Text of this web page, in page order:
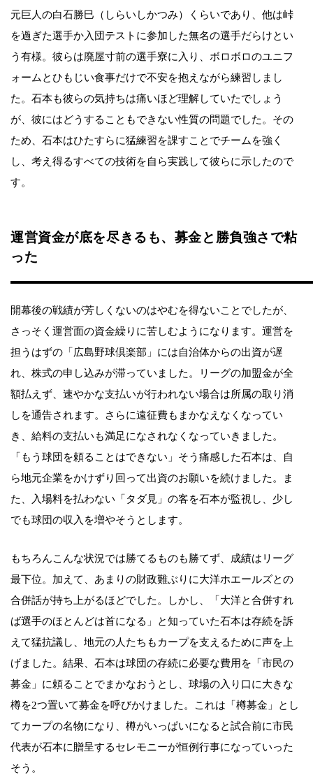
元巨人の白石勝巳（しらいしかつみ）くらいであり、他は峠
を過ぎた選手か入団テストに参加した無名の選手だらけとい
う有様。彼らは廃屋寸前の選手寮に入り、ボロボロのユニフ
ォームとひもじい食事だけで不安を抱えながら練習しまし
た。石本も彼らの気持ちは痛いほど理解していたでしょう
が、彼にはどうすることもできない性質の問題でした。その
ため、石本はひたすらに猛練習を課すことでチームを強く
し、考え得るすべての技術を自ら実践して彼らに示したので
す。
運営資金が底を尽きるも、募金と勝負強さで粘
った
開幕後の戦績が芳しくないのはやむを得ないことでしたが、
さっそく運営面の資金繰りに苦しむようになります。運営を
担うはずの「広島野球倶楽部」には自治体からの出資が遅
れ、株式の申し込みが滞っていました。リーグの加盟金が全
額払えず、速やかな支払いが行われない場合は所属の取り消
しを通告されます。さらに遠征費もまかなえなくなってい
き、給料の支払いも満足になされなくなっていきました。
「もう球団を頼ることはできない」そう痛感した石本は、自
ら地元企業をかけずり回って出資のお願いを続けました。ま
た、入場料を払わない「タダ見」の客を石本が監視し、少し
でも球団の収入を増やそうとします。
もちろんこんな状況では勝てるものも勝てず、成績はリーグ
最下位。加えて、あまりの財政難ぶりに大洋ホエールズとの
合併話が持ち上がるほどでした。しかし、「大洋と合併すれ
ば選手のほとんどは首になる」と知っていた石本は存続を訴
えて猛抗議し、地元の人たちもカープを支えるために声を上
げました。結果、石本は球団の存続に必要な費用を「市民の
募金」に頼ることでまかなおうとし、球場の入り口に大きな
樽を2つ置いて募金を呼びかけました。これは「樽募金」とし
てカープの名物になり、樽がいっぱいになると試合前に市民
代表が石本に贈呈するセレモニーが恒例行事になっていった
そう。